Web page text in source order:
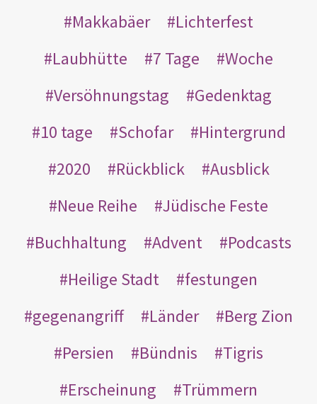
Makkabäer
Lichterfest
Laubhütte
7 Tage
Woche
Versöhnungstag
Gedenktag
10 tage
Schofar
Hintergrund
2020
Rückblick
Ausblick
Neue Reihe
Jüdische Feste
Buchhaltung
Advent
Podcasts
Heilige Stadt
festungen
gegenangriff
Länder
Berg Zion
Persien
Bündnis
Tigris
Erscheinung
Trümmern